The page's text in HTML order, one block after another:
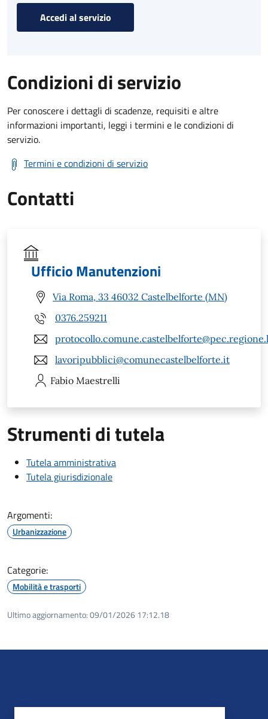
Accedi al servizio
Condizioni di servizio
Per conoscere i dettagli di scadenze, requisiti e altre
informazioni importanti, leggi i termini e le condizioni di
servizio.
Termini e condizioni di servizio
Contatti
Ufficio Manutenzioni
Via Roma, 33 46032 Castelbelforte (MN)
0376.259211
lavoripubblici@comunecastelbelforte.it
Fabio Maestrelli
Strumenti di tutela
Tutela amministrativa
Tutela giurisdizionale
Argomenti:
Urbanizzazione
Categorie:
Mobilità e trasporti
Ultimo aggiornamento:09/01/2026 17:12.18